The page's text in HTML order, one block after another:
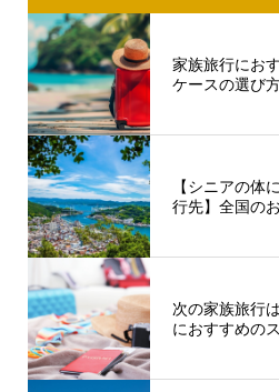
家族旅行にお
ケースの選び
【シニアの体
行先】全国の
次の家族旅行
におすすめの